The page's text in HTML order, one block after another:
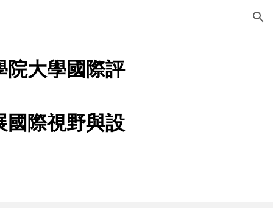
院大學國際評
際視野與設